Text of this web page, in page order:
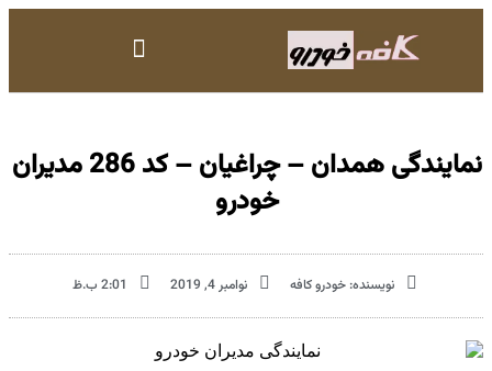
نمایندگی همدان – چراغیان – کد 286 مدیران
خودرو
نویسنده: خودرو کافه نوامبر 4, 2019 2:01 ب.ظ